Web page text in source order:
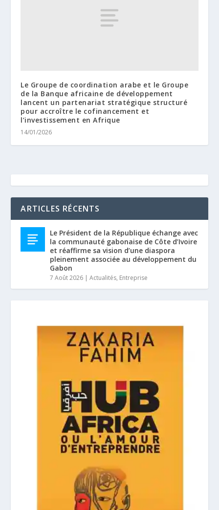
Le Groupe de coordination arabe et le Groupe
de la Banque africaine de développement
lancent un partenariat stratégique structuré
pour accroître le cofinancement et
l’investissement en Afrique
14/01/2026
ARTICLES RÉCENTS
Le Président de la République échange avec
la communauté gabonaise de Côte d’Ivoire
et réaffirme sa vision d’une diaspora
pleinement associée au développement du
Gabon
7 Août 2026 |Actualités, Entreprise